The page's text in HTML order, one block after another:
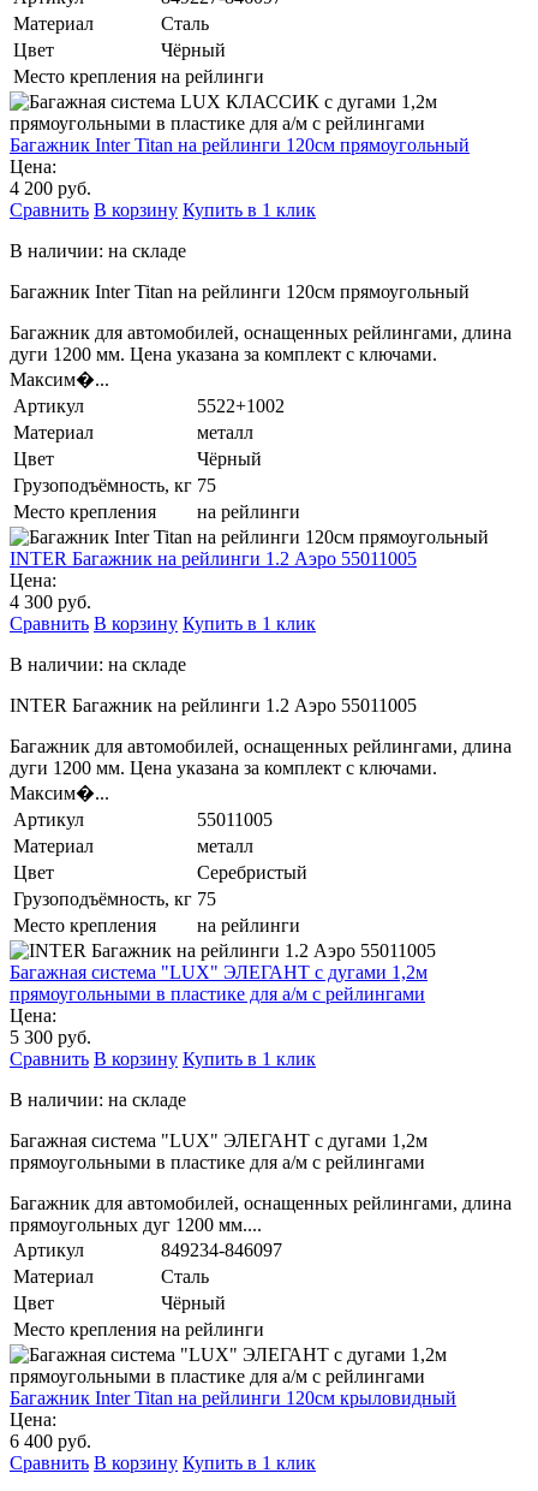
Материал
Сталь
Цвет
Чёрный
Место крепления на рейлинги
Багажник Inter Titan на рейлинги 120см прямоугольный
Цена:
4 200 руб.
Сравнить В корзину Купить в 1 клик
В наличии: на складе
Багажник Inter Titan на рейлинги 120см прямоугольный
Багажник для автомобилей, оснащенных рейлингами, длина
дуги 1200 мм. Цена указана за комплект с ключами.
Максим�...
Артикул
5522+1002
Материал
металл
Цвет
Чёрный
Грузоподъёмность, кг 75
Место крепления
на рейлинги
INTER Багажник на рейлинги 1.2 Аэро 55011005
Цена:
4 300 руб.
Сравнить В корзину Купить в 1 клик
В наличии: на складе
INTER Багажник на рейлинги 1.2 Аэро 55011005
Багажник для автомобилей, оснащенных рейлингами, длина
дуги 1200 мм. Цена указана за комплект с ключами.
Максим�...
Артикул
55011005
Материал
металл
Цвет
Серебристый
Грузоподъёмность, кг 75
Место крепления
на рейлинги
Багажная система "LUX" ЭЛЕГАНТ с дугами 1,2м
прямоугольными в пластике для а/м с рейлингами
Цена:
5 300 руб.
Сравнить В корзину Купить в 1 клик
В наличии: на складе
Багажная система "LUX" ЭЛЕГАНТ с дугами 1,2м
прямоугольными в пластике для а/м с рейлингами
Багажник для автомобилей, оснащенных рейлингами, длина
прямоугольных дуг 1200 мм....
Артикул
849234-846097
Материал
Сталь
Цвет
Чёрный
Место крепления на рейлинги
Багажник Inter Titan на рейлинги 120см крыловидный
Цена:
6 400 руб.
Сравнить В корзину Купить в 1 клик